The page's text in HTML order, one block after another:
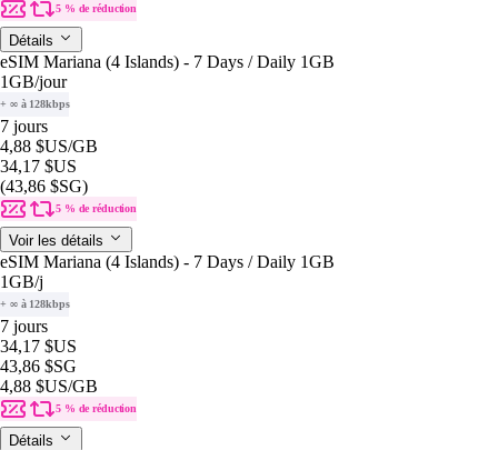
5 % de réduction
Détails
eSIM Mariana (4 Islands) - 7 Days / Daily 1GB
1GB/jour
+ ∞ à 128kbps
7 jours
4,88 $US/GB
34,17 $US
(43,86 $SG)
5 % de réduction
Voir les détails
eSIM Mariana (4 Islands) - 7 Days / Daily 1GB
1GB/j
+ ∞ à 128kbps
7 jours
34,17 $US
43,86 $SG
4,88 $US/GB
5 % de réduction
Détails